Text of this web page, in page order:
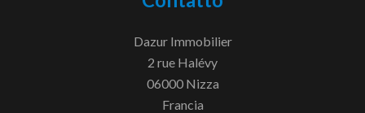
Dazur Immobilier
2 rue Halévy
06000Nizza
Francia